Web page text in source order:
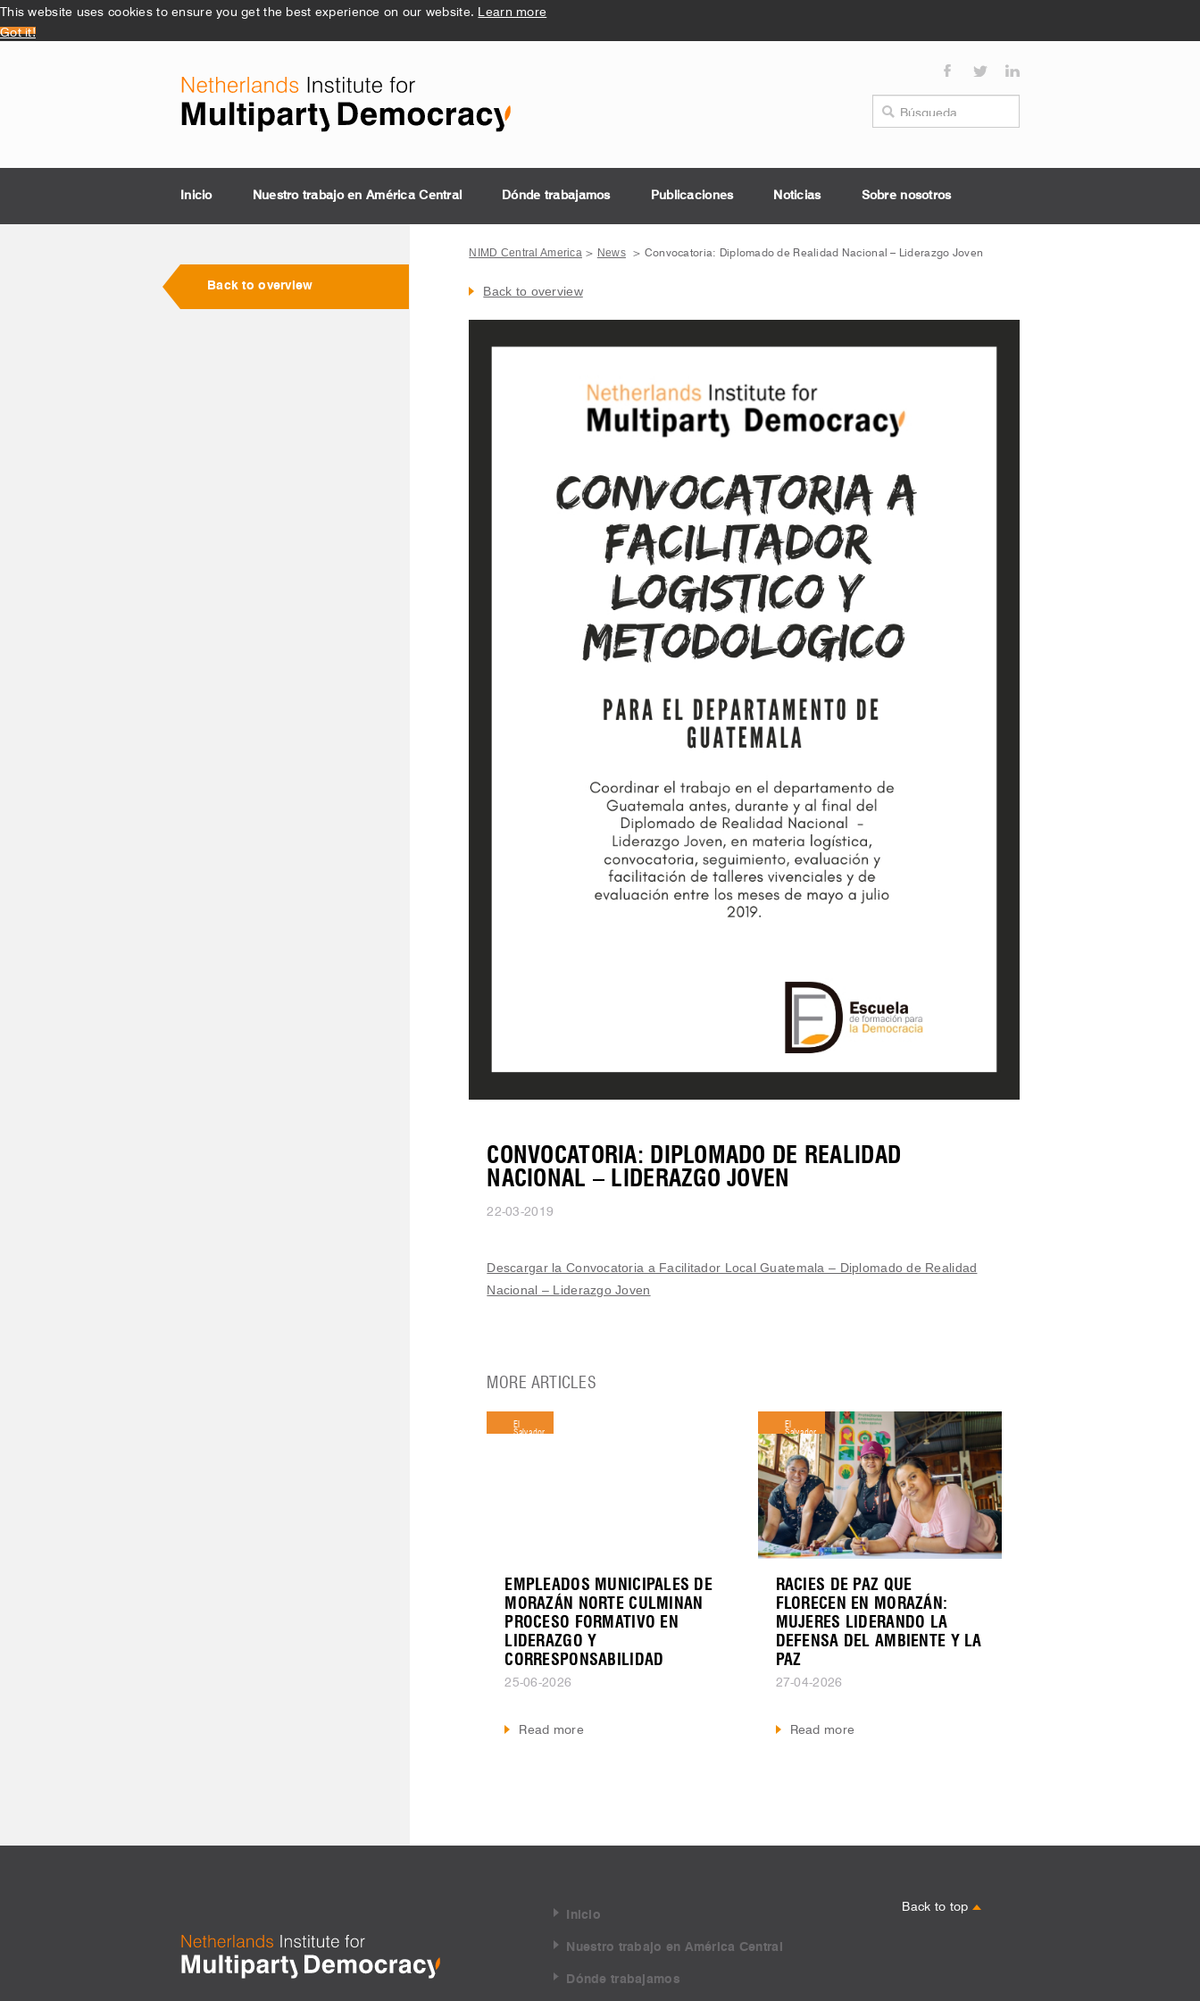
This website uses cookies to ensure you get the best experience on our website. Learn more
Got it!
Inicio Nuestro trabajo en América Central Dónde trabajamos Publicaciones Noticias Sobre nosotros
Back to overview
NIMD Central America > News> Convocatoria: Diplomado de Realidad Nacional – Liderazgo Joven
Back to overview
CONVOCATORIA: DIPLOMADO DE REALIDAD
NACIONAL – LIDERAZGO JOVEN
22-03-2019
Descargar la Convocatoria a Facilitador Local Guatemala – Diplomado de Realidad
Nacional – Liderazgo Joven
MORE ARTICLES
EMPLEADOS MUNICIPALES DE
MORAZÁN NORTE CULMINAN
PROCESO FORMATIVO EN
LIDERAZGO Y
CORRESPONSABILIDAD
25-06-2026
Read more
El
Salvador
RACIES DE PAZ QUE
FLORECEN EN MORAZÁN:
MUJERES LIDERANDO LA
DEFENSA DEL AMBIENTE Y LA
PAZ
27-04-2026
Read more
El
Salvador
Back to top
Inicio
Nuestro trabajo en América Central
Dónde trabajamos